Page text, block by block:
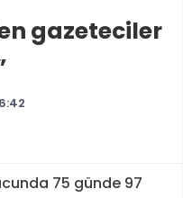
gazeteciler
75 günde 97